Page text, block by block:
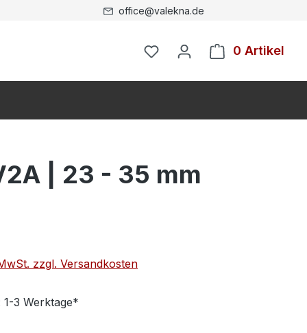
office@valekna.de
0 Artikel
| 23 - 35 mm
zzgl. Versandkosten
3 Werktage*